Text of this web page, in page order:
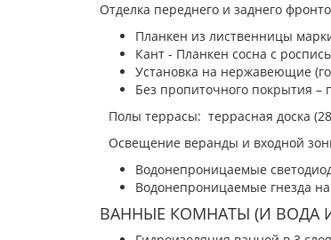
Отделка переднего и заднего
Планкен из лиственницы
Кант - Планкен сосна с
Установка на нержавеющие
Без пропиточного покрытия –
Полы террасы: террасная доска
Освещение веранды и входной
Водонепроницаемые
Водонепроницаемые гнезда
ВАННЫЕ КОМНАТЫ (И ВОДА